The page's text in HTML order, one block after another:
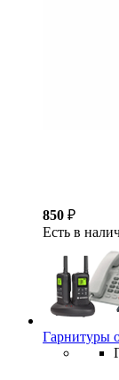
850 ₽
Есть в
Гарнитуры